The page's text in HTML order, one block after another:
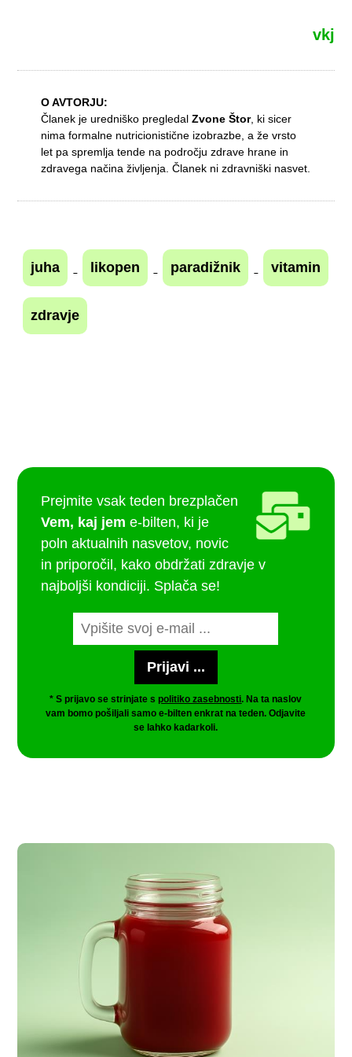
vkj
O AVTORJU:
Članek je uredniško pregledalZvone Štor, ki sicer
nima formalne nutricionistične izobrazbe, a že vrsto
let pa spremlja tende na področju zdrave hrane in
zdravega načina življenja. Članek ni zdravniški nasvet.
juha likopen paradižnik vitamin
zdravje
Prejmite vsak teden brezplačen
Vem, kaj jem e-bilten, ki je
poln aktualnih nasvetov, novic
in priporočil, kako obdržati zdravje v
najboljši kondiciji. Splača se!
* S prijavo se strinjate spolitiko zasebnosti. Na ta naslov
vam bomo pošiljali samo e-bilten enkrat na teden. Odjavite
se lahko kadarkoli.